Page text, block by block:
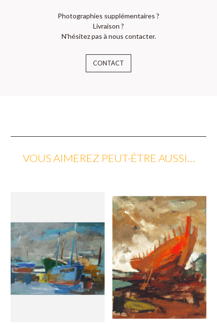
Photographies supplémentaires ?
Livraison ?
N'hésitez pas à nous contacter.
CONTACT
VOUS AIMEREZ PEUT-ÊTRE AUSSI…